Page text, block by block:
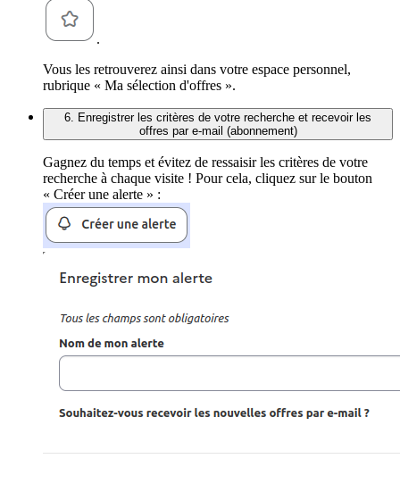
.
Vous les retrouverez ainsi dans votre espace personnel,
rubrique « Ma sélection d'offres ».
6. Enregistrer les critères de votre recherche et recevoir les
offres par e-mail (abonnement)
Gagnez du temps et évitez de ressaisir les critères de votre
recherche à chaque visite ! Pour cela, cliquez sur le bouton
« Créer une alerte » :